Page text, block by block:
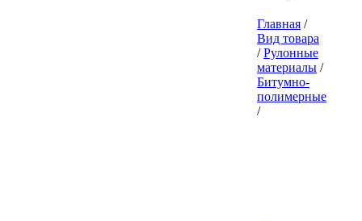
Главная /
Вид товара
/Рулонные
материалы /
Битумно-
полимерные
/